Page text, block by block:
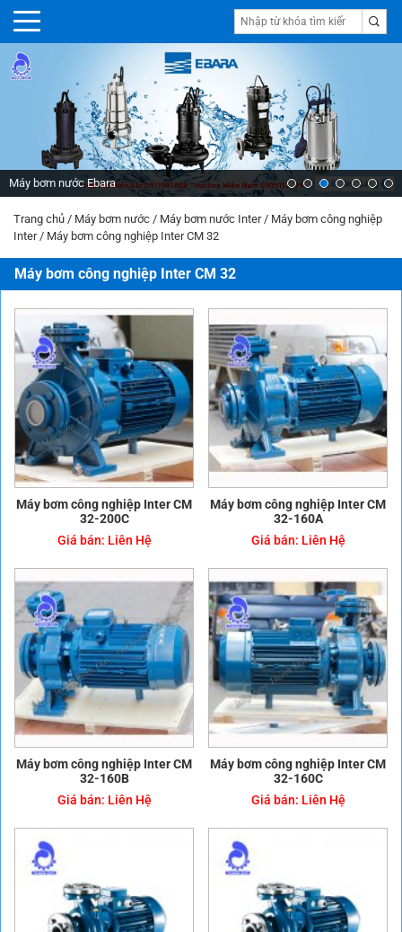
Máy bơm nước Ebara
Trang chủ / Máy bơm nước / Máy bơm nước Inter/ Máy bơm công nghiệp
Inter/ Máy bơm công nghiệp Inter CM 32
Máy bơm công nghiệp Inter CM 32
Máy bơm công nghiệp Inter CM
32-200C
Giá bán: Liên Hệ
Máy bơm công nghiệp Inter CM
32-160A
Giá bán: Liên Hệ
Máy bơm công nghiệp Inter CM
32-160B
Giá bán: Liên Hệ
Máy bơm công nghiệp Inter CM
32-160C
Giá bán: Liên Hệ